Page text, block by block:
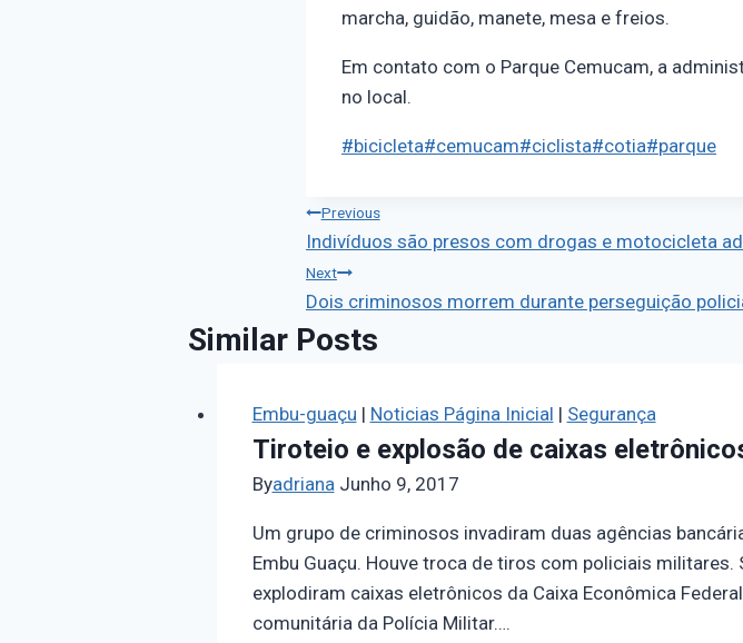
marcha, guidão, manete, mesa e freios.
Em contato com o Parque Cemucam, a
no local.
#bicicleta#cemucam#ciclista#cotia#parque
Previous
Indivíduos são presos com drogas e motocicleta
Next
Dois criminosos morrem durante perseguição
Similar Posts
Embu-guaçu | Noticias Página Inicial | Segurança
Tiroteio e explosão de caixas
Byadriana Junho 9, 2017
Um grupo de criminosos invadiram duas agências
Embu Guaçu. Houve troca de tiros com policiais
explodiram caixas eletrônicos da Caixa Econômica
comunitária da Polícia Militar….